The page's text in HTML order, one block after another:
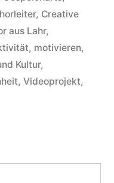
, Creative
aus Lahr,
, motivieren,
Kultur,
, Videoprojekt,